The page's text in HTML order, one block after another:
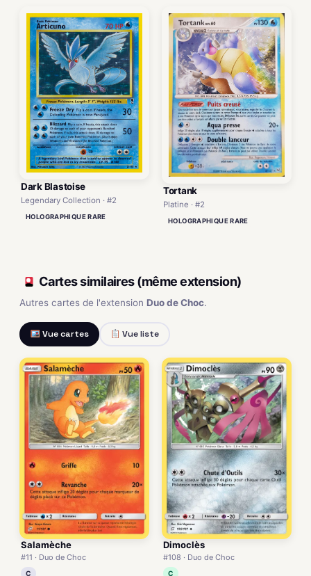
Dark Blastoise
Legendary Collection · #2
HOLOGRAPHIQUE RARE
Tortank
Platine · #2
HOLOGRAPHIQUE RARE
Cartes similaires (même extension)
Autres cartes de l'extension Duo de Choc.
Vue cartes Vue liste
Salamèche
#11 · Duo de Choc
C
Dimoclès
#108 · Duo de Choc
C